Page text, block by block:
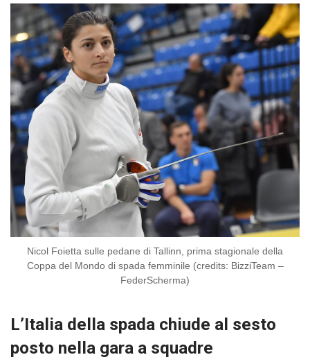
Nicol Foietta sulle pedane di Tallinn, prima stagionale della
Coppa del Mondo di spada femminile (credits: BizziTeam –
FederScherma)
L’Italia della spada chiude al sesto
posto nella gara a squadre